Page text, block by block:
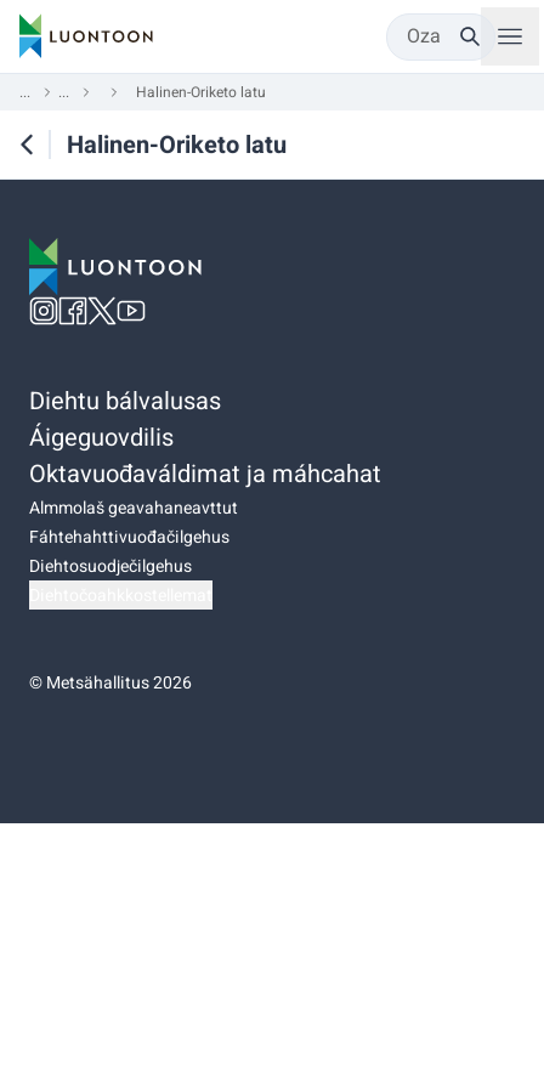
Oza
... ... Halinen-Oriketo latu
Halinen-Oriketo latu
Diehtu bálvalusas
Áigeguovdilis
Oktavuođaváldimat ja máhcahat
Almmolaš geavahaneavttut
Fáhtehahttivuođačilgehus
Diehtosuodječilgehus
©Metsähallitus 2026